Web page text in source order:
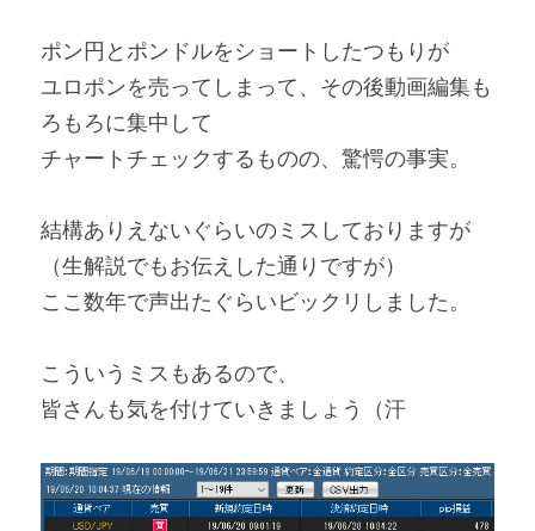
ポン円とポンドルをショートしたつもりが
ユロポンを売ってしまって、その後動画編集も
ろもろに集中して
チャートチェックするものの、驚愕の事実。
結構ありえないぐらいのミスしておりますが
（生解説でもお伝えした通りですが）
ここ数年で声出たぐらいビックリしました。
こういうミスもあるので、
皆さんも気を付けていきましょう（汗